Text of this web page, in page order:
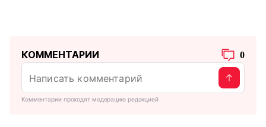
КОММЕНТАРИИ 0
Комментарии проходят модерацию редакцией